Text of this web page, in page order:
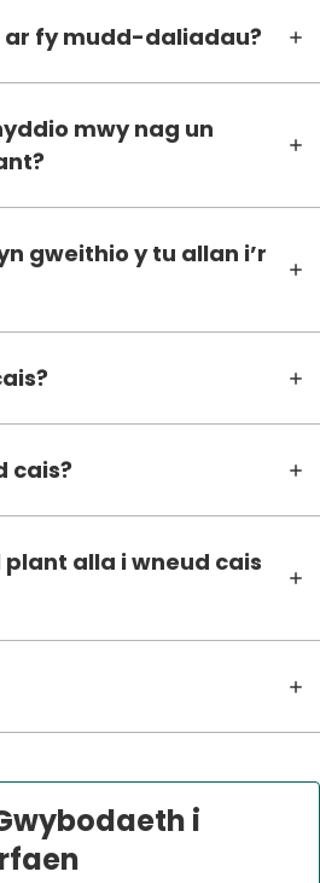
fy mudd-daliadau?
mwy nag un
gweithio y tu allan i’r
cais?
alla i wneud cais
i